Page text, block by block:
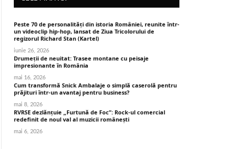
Peste 70 de personalități din istoria României, reunite într-
un videoclip hip-hop, lansat de Ziua Tricolorului de
regizorul Richard Stan (Kartel)
iunie 26, 2026
Drumeții de neuitat: Trasee montane cu peisaje
impresionante în România
mai 16, 2026
Cum transformă Snick Ambalaje o simplă caserolă pentru
prăjituri într-un avantaj pentru business?
mai 8, 2026
RVRSE dezlănțuie „Furtună de Foc”: Rock-ul comercial
redefinit de noul val al muzicii românești
mai 6, 2026